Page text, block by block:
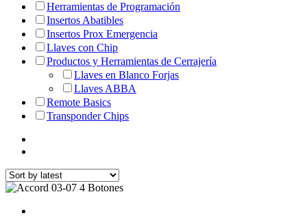
Herramientas de Programación
Insertos Abatibles
Insertos Prox Emergencia
Llaves con Chip
Productos y Herramientas de Cerrajería
Llaves en Blanco Forjas
Llaves ABBA
Remote Basics
Transponder Chips